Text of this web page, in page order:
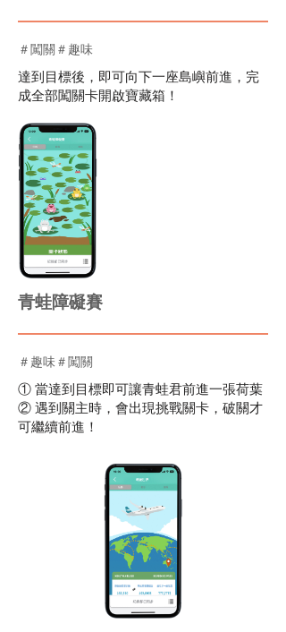
＃闖關＃趣味
達到目標後，即可向下一座島嶼前進，完
成全部闖關卡開啟寶藏箱！
青蛙障礙賽
＃趣味＃闖關
① 當達到目標即可讓青蛙君前進一張荷葉
② 遇到關主時，會出現挑戰關卡，破關才
可繼續前進！